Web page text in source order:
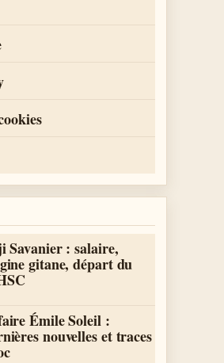
Savanier : salaire,
gitane, départ du
Émile Soleil :
nouvelles et traces